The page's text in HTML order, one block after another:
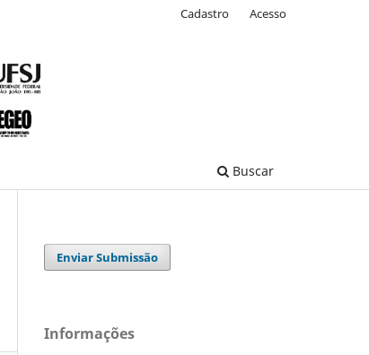
Buscar
Cadastro Acesso
Enviar Submissão
Informações